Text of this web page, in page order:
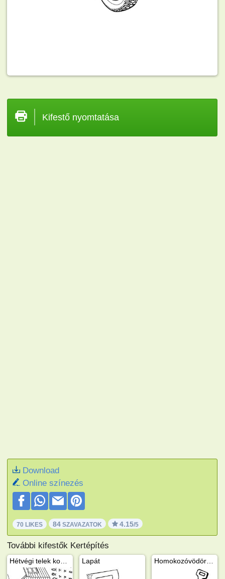
Kifestő nyomtatása
Download
Online színezés
70 LIKES 84 SZAVAZATOK 4.15/5
További kifestők Kertépítés
Lapát